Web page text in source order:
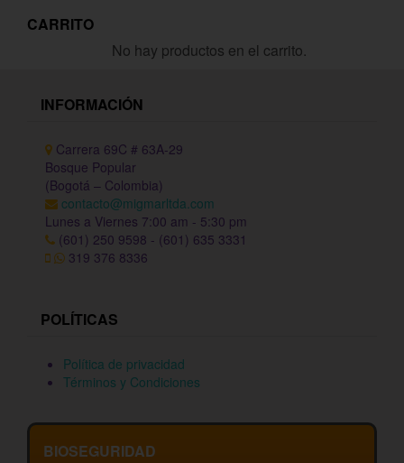
CARRITO
No hay productos en el carrito.
INFORMACIÓN
Carrera 69C # 63A-29
Bosque Popular
(Bogotá – Colombia)
contacto@migmarltda.com
Lunes a Viernes 7:00 am - 5:30 pm
(601) 250 9598 - (601) 635 3331
319 376 8336
POLÍTICAS
Política de privacidad
Términos y Condiciones
BIOSEGURIDAD